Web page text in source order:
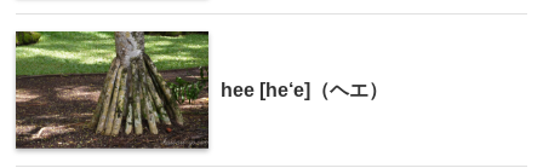
hee [he‘e]（ヘエ）